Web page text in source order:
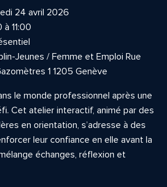
24 avril 2026
11:00
Jeunes / Femme et Emploi Rue
1 1205 Genève
le monde professionnel après une
Cet atelier interactif, animé par des
en orientation, s’adresse à des
leur confiance en elle avant la
échanges, réflexion et